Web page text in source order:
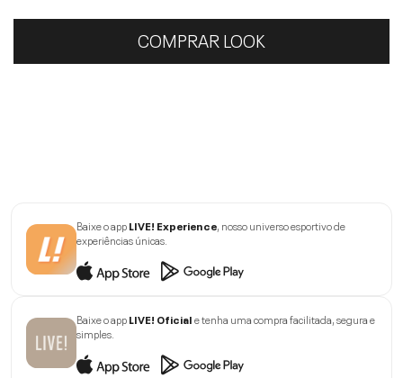
COMPRAR LOOK
Baixe o appLIVE! Experience , nosso universo esportivo de
experiências únicas.
Baixe o appLIVE! Oficiale tenha uma compra facilitada, segura e
simples.